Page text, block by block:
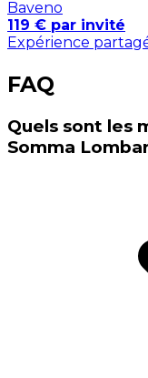
Baveno
119 € par invité
Expérience
FAQ
Quels sont les
Somma